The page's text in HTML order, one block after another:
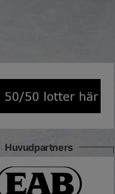
Huvudpartners